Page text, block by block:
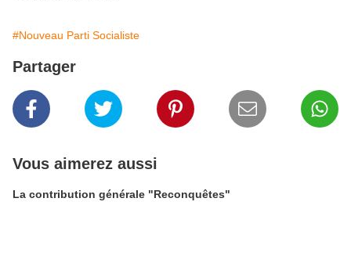
#Nouveau Parti Socialiste
Partager
Vous aimerez aussi
La contribution générale "Reconquêtes"